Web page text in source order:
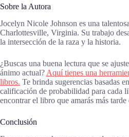
Sobre la Autora
Jocelyn Nicole Johnson es una
Charlottesville, Virginia. Su trabajo
la intersección de la raza y la historia.
¿Buscas una buena lectura que se
ánimo actual? Aquí tienes una
libros. Te brinda sugerencias basadas
calificación de probabilidad para cada
encontrar el libro que amarás más tarde
Conclusión